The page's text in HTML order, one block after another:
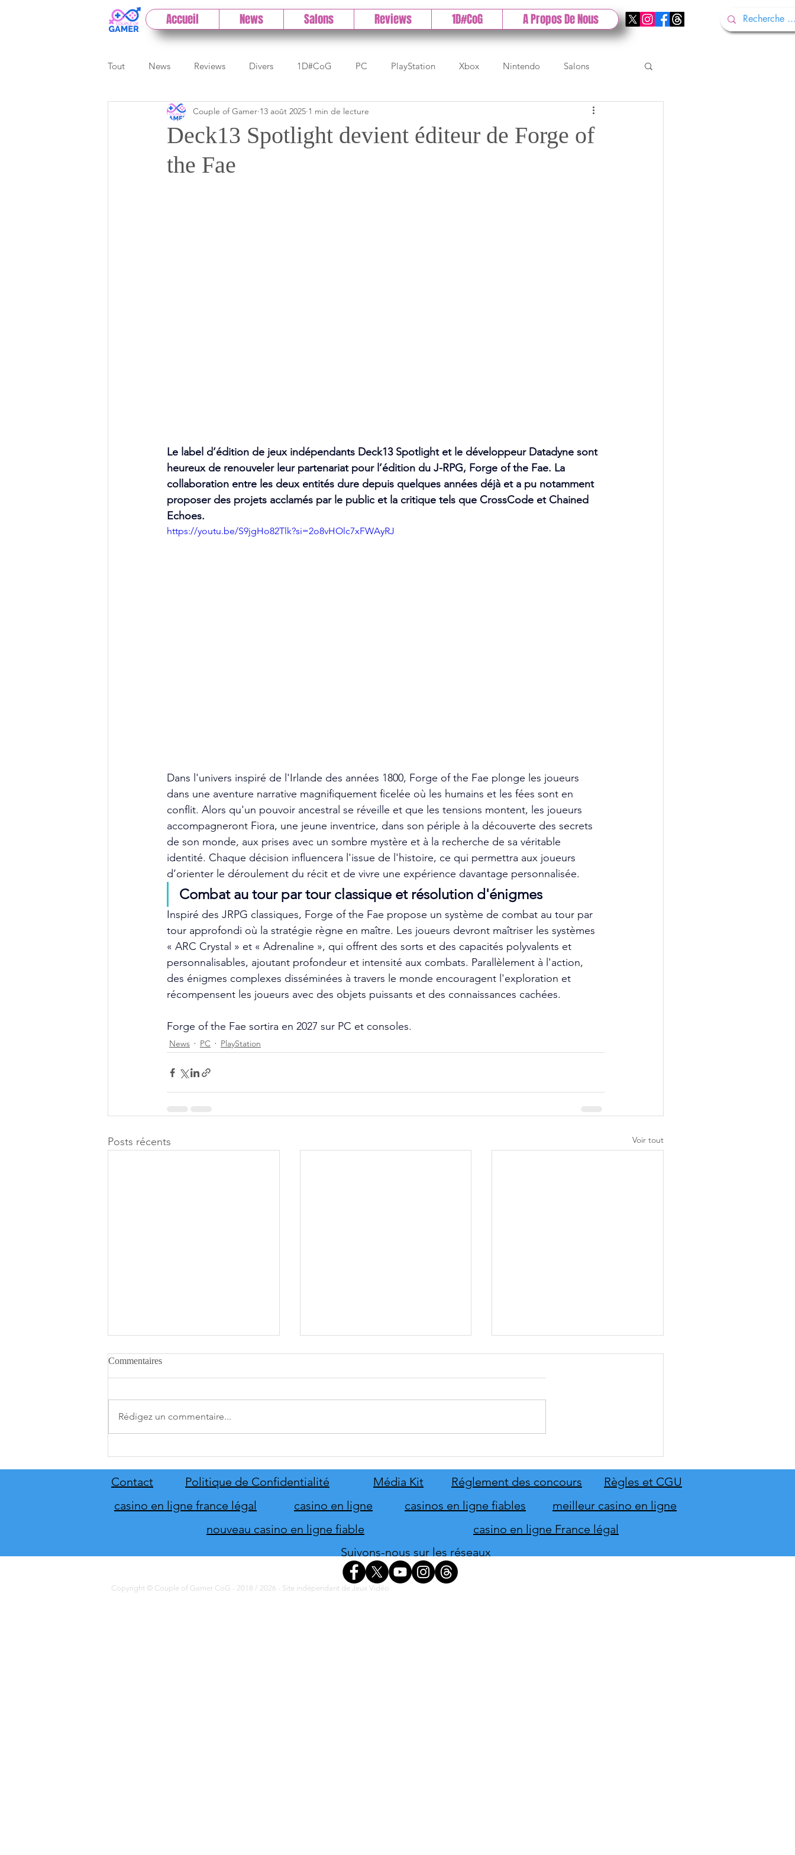
Accueil News Salons Reviews 1D#CoG A Propos De Nous
Tout News Reviews Divers 1D#CoG PC PlayStation Xbox Nintendo Salons
Previews Cloud Test indé DLC Gamescom
Paris Games Week
Deck13 Spotlight devient éditeur de Forge of
the Fae
Couple of Gamer 13 août 2025 1 min de lecture
Le label d’édition de jeux indépendants Deck13 Spotlight et le développeur Datadyne sont
heureux de renouveler leur partenariat pour l’édition du J-RPG, Forge of the Fae. La
collaboration entre les deux entités dure depuis quelques années déjà et a pu notamment
proposer des projets acclamés par le public et la critique tels que CrossCode et Chained
Echoes.
https://youtu.be/S9jgHo82Tlk?si=2o8vHOlc7xFWAyRJ
Dans l'univers inspiré de l'Irlande des années 1800, Forge of the Fae plonge les joueurs
dans une aventure narrative magnifiquement ficelée où les humains et les fées sont en
conflit. Alors qu'un pouvoir ancestral se réveille et que les tensions montent, les joueurs
accompagneront Fiora, une jeune inventrice, dans son périple à la découverte des secrets
de son monde, aux prises avec un sombre mystère et à la recherche de sa véritable
identité. Chaque décision influencera l'issue de l'histoire, ce qui permettra aux joueurs
d’orienter le déroulement du récit et de vivre une expérience davantage personnalisée.
Combat au tour par tour classique et résolution d'énigmes
Inspiré des JRPG classiques, Forge of the Fae propose un système de combat au tour par
tour approfondi où la stratégie règne en maître. Les joueurs devront maîtriser les systèmes
« ARC Crystal » et « Adrenaline », qui offrent des sorts et des capacités polyvalents et
personnalisables, ajoutant profondeur et intensité aux combats. Parallèlement à l'action,
des énigmes complexes disséminées à travers le monde encouragent l'exploration et
récompensent les joueurs avec des objets puissants et des connaissances cachées.
Forge of the Fae sortira en 2027 sur PC et consoles.
News PC PlayStation
Posts récents Voir tout
de son extension Homme
d'honneur
Commentaires
Rédigez un commentaire...
Contact Politique de Confidentialité Média Kit Règles et CGU
Réglement des concours
casino en ligne france légal
meilleur casino en ligne
casino en ligne
casinos en ligne fiables
nouveau casino en ligne fiable
casino en ligne France légal
Suivons-nous sur les réseaux
Copyright © Couple of Gamer CoG - 2018 / 2026 - Site indépendant de Jeux Vidéo